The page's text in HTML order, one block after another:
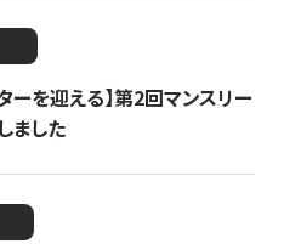
を迎える】第2回マンスリー
ました